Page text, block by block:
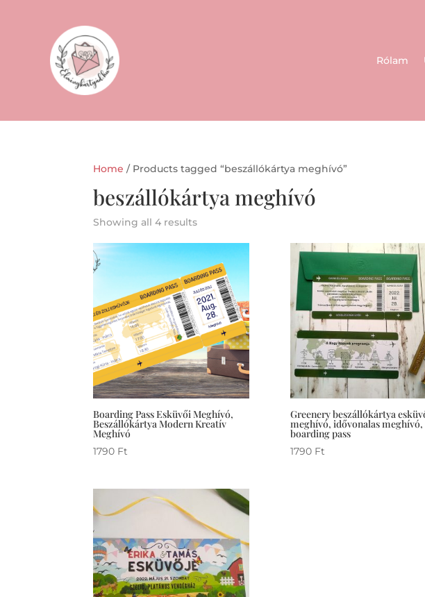
Rólam
Home / Products tagged “beszállókártya meghívó”
beszállókártya meghívó
Showing all 4 results
Boarding Pass Esküvői Meghívó,
Beszállókártya Modern Kreatív
Meghívó
1790 Ft
Greenery beszállókártya
meghívó, idővonalas meghívó,
boarding pass
1790 Ft